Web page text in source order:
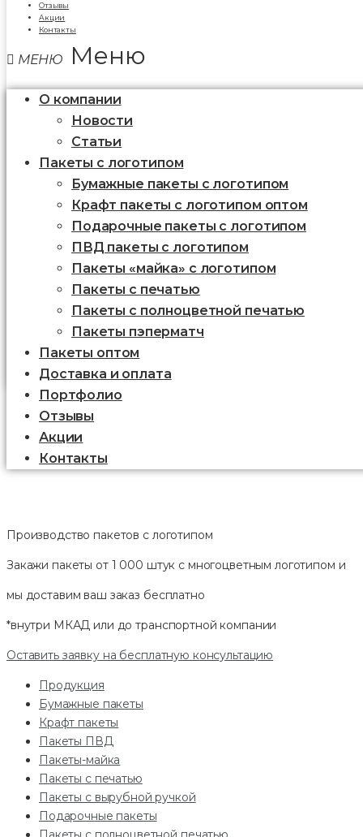
Отзывы
Акции
Контакты
Меню
О компании
Новости
Статьи
Пакеты с логотипом
Бумажные пакеты с логотипом
Крафт пакеты с логотипом оптом
Подарочные пакеты с логотипом
ПВД пакеты с логотипом
Пакеты «майка» с логотипом
Пакеты c печатью
Пакеты с полноцветной печатью
Пакеты пэперматч
Пакеты оптом
Доставка и оплата
Портфолио
Отзывы
Акции
Контакты
Производство пакетов с логотипом
Закажи пакеты от 1 000 штук с многоцветным логотипом и
мы доставим ваш заказ бесплатно
*внутри МКАД или до транспортной компании
Оставить заявку на бесплатную консультацию
Продукция
Бумажные пакеты
Крафт пакеты
Пакеты ПВД
Пакеты-майка
Пакеты с печатью
Пакеты с вырубной ручкой
Подарочные пакеты